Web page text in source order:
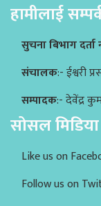
हामीलाई
सुचना बिभाग दर्ता
संचालक:- ईश्वरी
सम्पादक:- देवेंद्र
सोसल मिडिया
Like us on
Follow us on